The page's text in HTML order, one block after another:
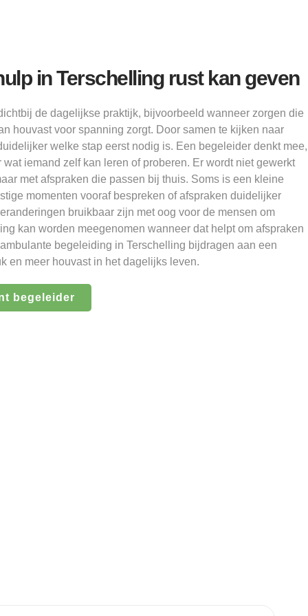
in Terschelling rust kan geven
de dagelijkse praktijk, bijvoorbeeld wanneer zorgen die
houvast voor spanning zorgt. Door samen te kijken naar
welke stap eerst nodig is. Een begeleider denkt mee,
iemand zelf kan leren of proberen. Er wordt niet gewerkt
met afspraken die passen bij thuis. Soms is een kleine
momenten vooraf bespreken of afspraken duidelijker
bruikbaar zijn met oog voor de mensen om
kan worden meegenomen wanneer dat helpt om afspraken
begeleiding in Terschelling bijdragen aan een
en meer houvast in het dagelijks leven.
begeleider